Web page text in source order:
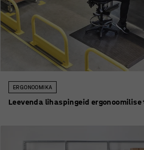
ERGONOOMIKA
Leevenda lihaspingeid